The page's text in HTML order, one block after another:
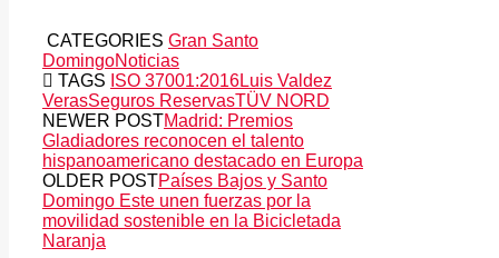
CATEGORIES Gran Santo
DomingoNoticias
TAGS ISO 37001:2016Luis Valdez
VerasSeguros ReservasTÜV NORD
NEWER POSTMadrid: Premios
Gladiadores reconocen el talento
hispanoamericano destacado en Europa
OLDER POSTPaíses Bajos y Santo
Domingo Este unen fuerzas por la
movilidad sostenible en la Bicicletada
Naranja